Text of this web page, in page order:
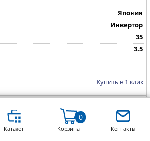
Япония
Инвертор
35
3.5
Купить в 1 клик
Каталог Корзина
0
Контакты